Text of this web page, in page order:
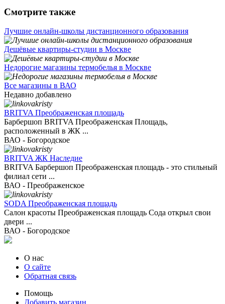
Смотрите также
Лучшие онлайн-школы дистанционного образования
Дешёвые квартиры-студии в Москве
Недорогие магазины термобелья в Москве
Все магазины в ВАО
Недавно добавлено
BRITVA Преображенская площадь
Барбершоп BRITVA Преображенская Площадь,
расположенный в ЖК ...
ВАО - Богородское
BRITVA ЖК Наследие
BRITVA Барбершоп Преображенская площадь - это стильный
филиал сети ...
ВАО - Преображенское
SODA Преображенская площадь
Салон красоты Преображенская площадь Сода открыл свои
двери ...
ВАО - Богородское
О нас
О сайте
Обратная связь
Помощь